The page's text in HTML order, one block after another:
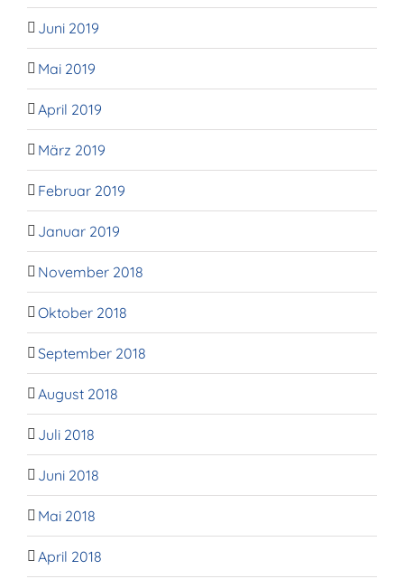
Juni 2019
Mai 2019
April 2019
März 2019
Februar 2019
Januar 2019
November 2018
Oktober 2018
September 2018
August 2018
Juli 2018
Juni 2018
Mai 2018
April 2018